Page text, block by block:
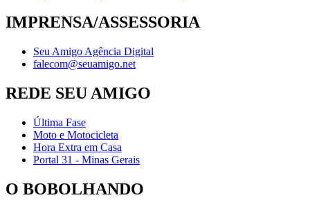
IMPRENSA/ASSESSORIA
Seu Amigo Agência Digital
falecom@seuamigo.net
REDE SEU AMIGO
Última Fase
Moto e Motocicleta
Hora Extra em Casa
Portal 31 - Minas Gerais
O BOBOLHANDO